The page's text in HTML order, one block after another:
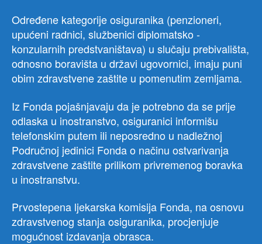
Određene kategorije osiguranika (penzioneri,
upućeni radnici, službenici diplomatsko -
konzularnih predstvaništava) u slučaju prebivališta,
odnosno boravišta u državi ugovornici, imaju puni
obim zdravstvene zaštite u pomenutim zemljama.
Iz Fonda pojašnjavaju da je potrebno da se prije
odlaska u inostranstvo, osiguranici informišu
telefonskim putem ili neposredno u nadležnoj
Područnoj jedinici Fonda o načinu ostvarivanja
zdravstvene zaštite prilikom privremenog boravka
u inostranstvu.
Prvostepena ljekarska komisija Fonda, na osnovu
zdravstvenog stanja osiguranika, procjenjuje
mogućnost izdavanja obrasca.